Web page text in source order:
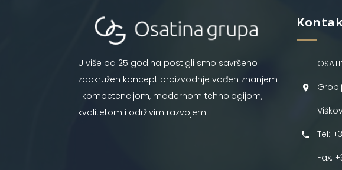
U više od 25 godina postigli smo savršeno
zaokružen koncept proizvodnje vođen znanjem
i kompetencijom, modernom tehnologijom,
kvalitetom i održivim razvojem.
Tel:
Fax: